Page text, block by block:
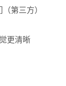
第三方）
更清晰